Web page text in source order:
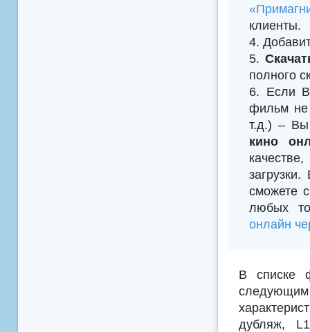
клиенты.
4.
5.
полного
6. Если
фильм не
т.д.) – Вы
кино
сможете
любых
онлайн
В списке
дубляж,